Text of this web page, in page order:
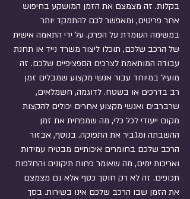
בקלות. זה מצמצם את הזמן המושקע בחיפוש
אחר פריטים, ומאפשר לכם להתמקד יותר
במשימה העומדת על הפרק. על ידי התאמה אישית
של הרכב שלכם, תוכלו ליצור משרד נייד או תחנת
עבודה המותאמת לצרכים הספציפיים שלכם. זה
מועיל במיוחד עבור אנשי מקצוע שמבלים זמן
רב בדרכים או בשטח. לדוגמה, חשמלאים,
שרברבים ואנשי מקצוע אחרים יכולים להקצות
מקום ייעודי לכל כלי, מה שמפחית את זמן
ההשבתה ומגביר את התפוקה. בנוסף, אבזור
הרכב שלכם בחומרים איכותיים מבטיח עמידות
ואריכות ימים, מה שאומר פחות תיקונים והחלפות
תכופים. זה לא רק חוסך כסף אלא גם מצמצם
את הזמן שבו הרכב שלכם אינו בשירות. בסך